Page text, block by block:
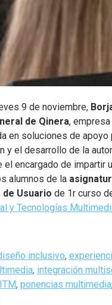
9 de noviembre,
de Qinera, empresa
en soluciones de apoyo
y el desarrollo de la
el encargado de impartir
alumnos de la
de Usuario de 1r curso
y Tecnologías
inclusivo,
, integración
, ponencias multimedia,